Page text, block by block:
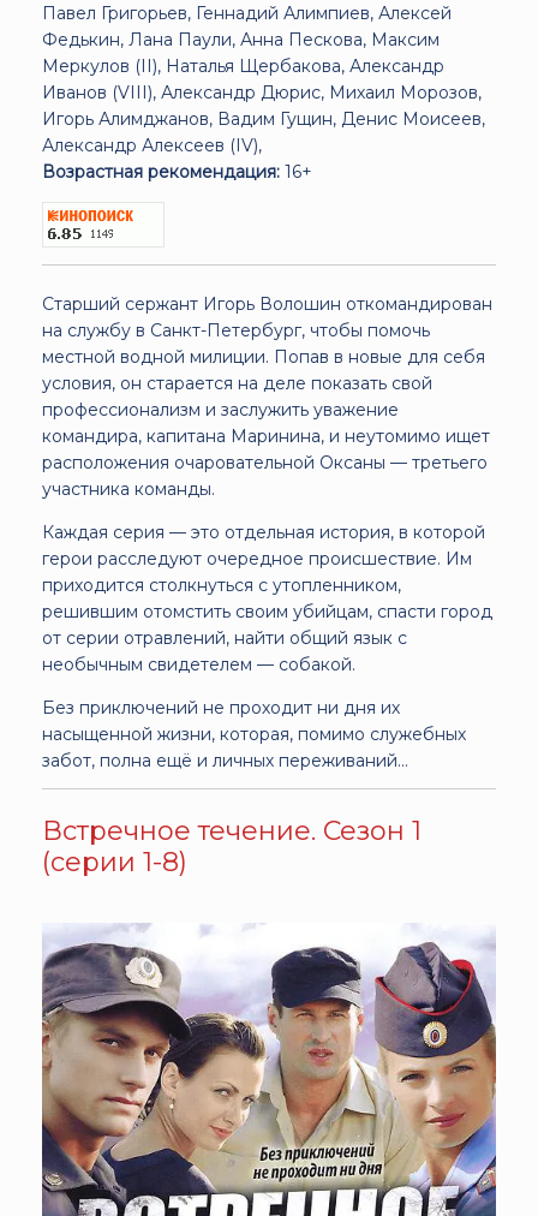
Павел Григорьев, Геннадий Алимпиев, Алексей
Федькин, Лана Паули, Анна Пескова, Максим
Меркулов (II), Наталья Щербакова, Александр
Иванов (VIII), Александр Дюрис, Михаил Морозов,
Игорь Алимджанов, Вадим Гущин, Денис Моисеев,
Александр Алексеев (IV),
Возрастная рекомендация: 16+
Старший сержант Игорь Волошин откомандирован
на службу в Санкт-Петербург, чтобы помочь
местной водной милиции. Попав в новые для себя
условия, он старается на деле показать свой
профессионализм и заслужить уважение
командира, капитана Маринина, и неутомимо ищет
расположения очаровательной Оксаны — третьего
участника команды.
Каждая серия — это отдельная история, в которой
герои расследуют очередное происшествие. Им
приходится столкнуться с утопленником,
решившим отомстить своим убийцам, спасти город
от серии отравлений, найти общий язык с
необычным свидетелем — собакой.
Без приключений не проходит ни дня их
насыщенной жизни, которая, помимо служебных
забот, полна ещё и личных переживаний...
Встречное течение. Сезон 1
(серии 1-8)